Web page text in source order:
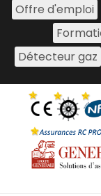
Offre d'emploi
Détecteur gaz